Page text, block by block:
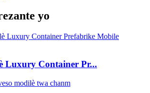
yo
Luxury Container Pr...